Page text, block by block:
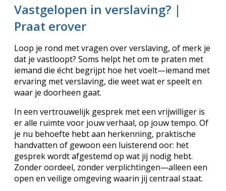
Vastgelopen in verslaving? |
Praat erover
Loop je rond met vragen over verslaving, of merk je
dat je vastloopt? Soms helpt het om te praten met
iemand die écht begrijpt hoe het voelt—iemand met
ervaring met verslaving, die weet wat er speelt en
waar je doorheen gaat.
In een vertrouwelijk gesprek met een vrijwilliger is
er alle ruimte voor jouw verhaal, op jouw tempo. Of
je nu behoefte hebt aan herkenning, praktische
handvatten of gewoon een luisterend oor: het
gesprek wordt afgestemd op wat jij nodig hebt.
Zonder oordeel, zonder verplichtingen—alleen een
open en veilige omgeving waarin jij centraal staat.